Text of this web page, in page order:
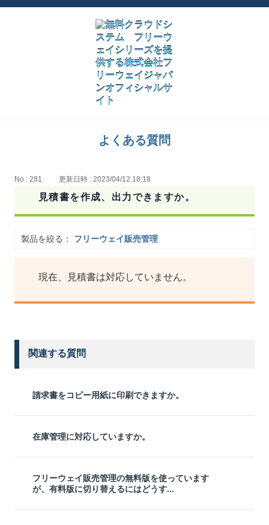
よくある質問
No : 281 更新日時 : 2023/04/12 18:18
見積書を作成、出力できますか。
製品を絞る： フリーウェイ販売管理
現在、見積書は対応していません。
関連する質問
請求書をコピー用紙に印刷できますか。
在庫管理に対応していますか。
フリーウェイ販売管理の無料版を使っています
が、有料版に切り替えるにはどうす...